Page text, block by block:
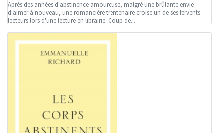
Après des années d'abstinence amoureuse, malgré une brûlante envie
d'aimer à nouveau, une romancière trentenaire croise un de ses fervents
lecteurs lors d'une lecture en librairie. Coup de...